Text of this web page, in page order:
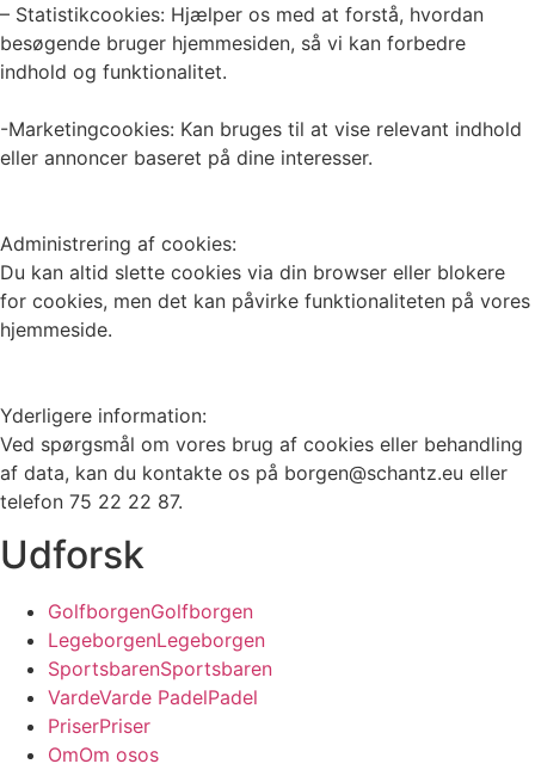
– Statistikcookies: Hjælper os med at forstå, hvordan
besøgende bruger hjemmesiden, så vi kan forbedre
indhold og funktionalitet.
-Marketingcookies: Kan bruges til at vise relevant indhold
eller annoncer baseret på dine interesser.
Administrering af cookies:
Du kan altid slette cookies via din browser eller blokere
for cookies, men det kan påvirke funktionaliteten på vores
hjemmeside.
Yderligere information:
Ved spørgsmål om vores brug af cookies eller behandling
af data, kan du kontakte os på borgen@schantz.eu eller
telefon 75 22 22 87.
Udforsk
GolfborgenGolfborgen
LegeborgenLegeborgen
SportsbarenSportsbaren
VardeVarde PadelPadel
PriserPriser
OmOm osos